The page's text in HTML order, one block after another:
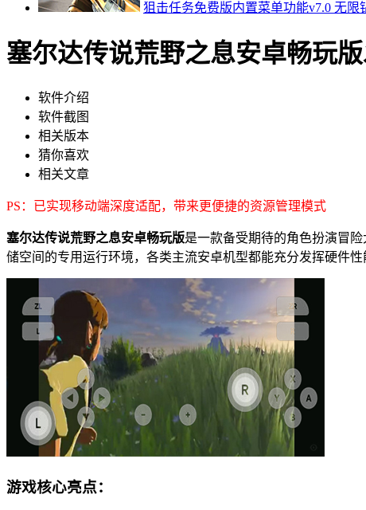
狙击任务免费版内置菜单功能v7.0 无限
塞尔达传说荒野之息安卓畅玩
软件介绍
软件截图
相关版本
猜你喜欢
相关文章
PS：已实现移动端深度适配，带来更便捷的资源管理模式
塞尔达传说荒野之息安卓畅玩版是一款备受期待的角色扮演冒
储空间的专用运行环境，各类主流安卓机型都能充分发挥硬件
游戏核心亮点：